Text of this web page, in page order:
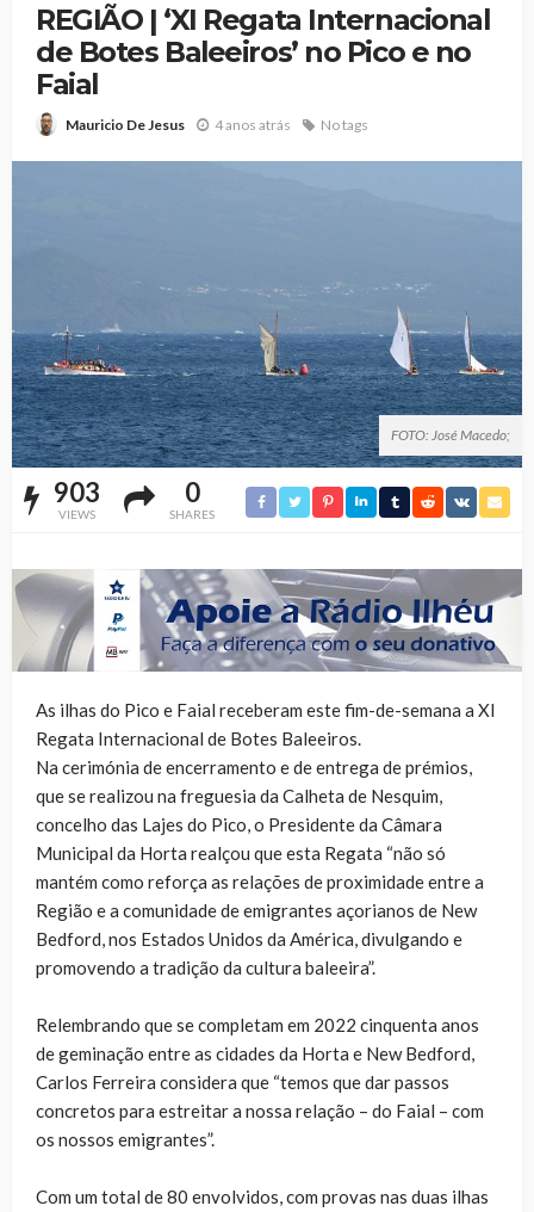
REGIÃO | ‘XI Regata Internacional
de Botes Baleeiros’ no Pico e no
Faial
Mauricio De Jesus 4 anos atrás No tags
FOTO: José Macedo;
903
VIEWS
0
SHARES
As ilhas do Pico e Faial receberam este fim-de-semana a XI
Regata Internacional de Botes Baleeiros.
Na cerimónia de encerramento e de entrega de prémios,
que se realizou na freguesia da Calheta de Nesquim,
concelho das Lajes do Pico, o Presidente da Câmara
Municipal da Horta realçou que esta Regata “não só
mantém como reforça as relações de proximidade entre a
Região e a comunidade de emigrantes açorianos de New
Bedford, nos Estados Unidos da América, divulgando e
promovendo a tradição da cultura baleeira”.
Relembrando que se completam em 2022 cinquenta anos
de geminação entre as cidades da Horta e New Bedford,
Carlos Ferreira considera que “temos que dar passos
concretos para estreitar a nossa relação – do Faial – com
os nossos emigrantes”.
Com um total de 80 envolvidos, com provas nas duas ilhas